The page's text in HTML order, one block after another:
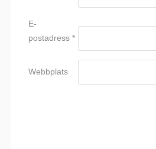
E-
postadress *
Webbplats